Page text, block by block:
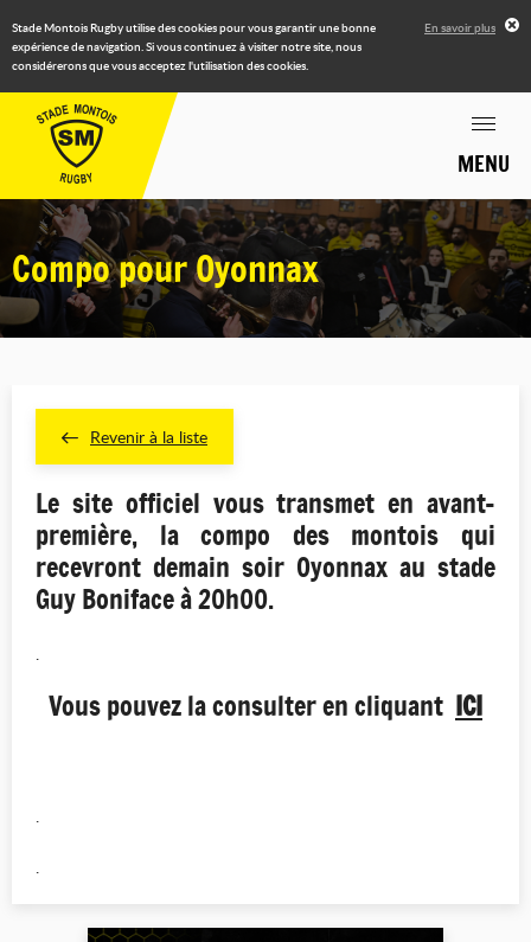
Stade Montois Rugby utilise des cookies pour vous garantir une bonne
expérience de navigation. Si vous continuez à visiter notre site, nous
considérerons que vous acceptez l'utilisation des cookies.
En savoir plus
MENU
Compo pour Oyonnax
Revenir à la liste
Le site officiel vous transmet en avant-
première, la compo des montois qui
recevront demain soir Oyonnax au stade
Guy Boniface à 20h00.
.
Vous pouvez la consulter en cliquant ICI
.
.